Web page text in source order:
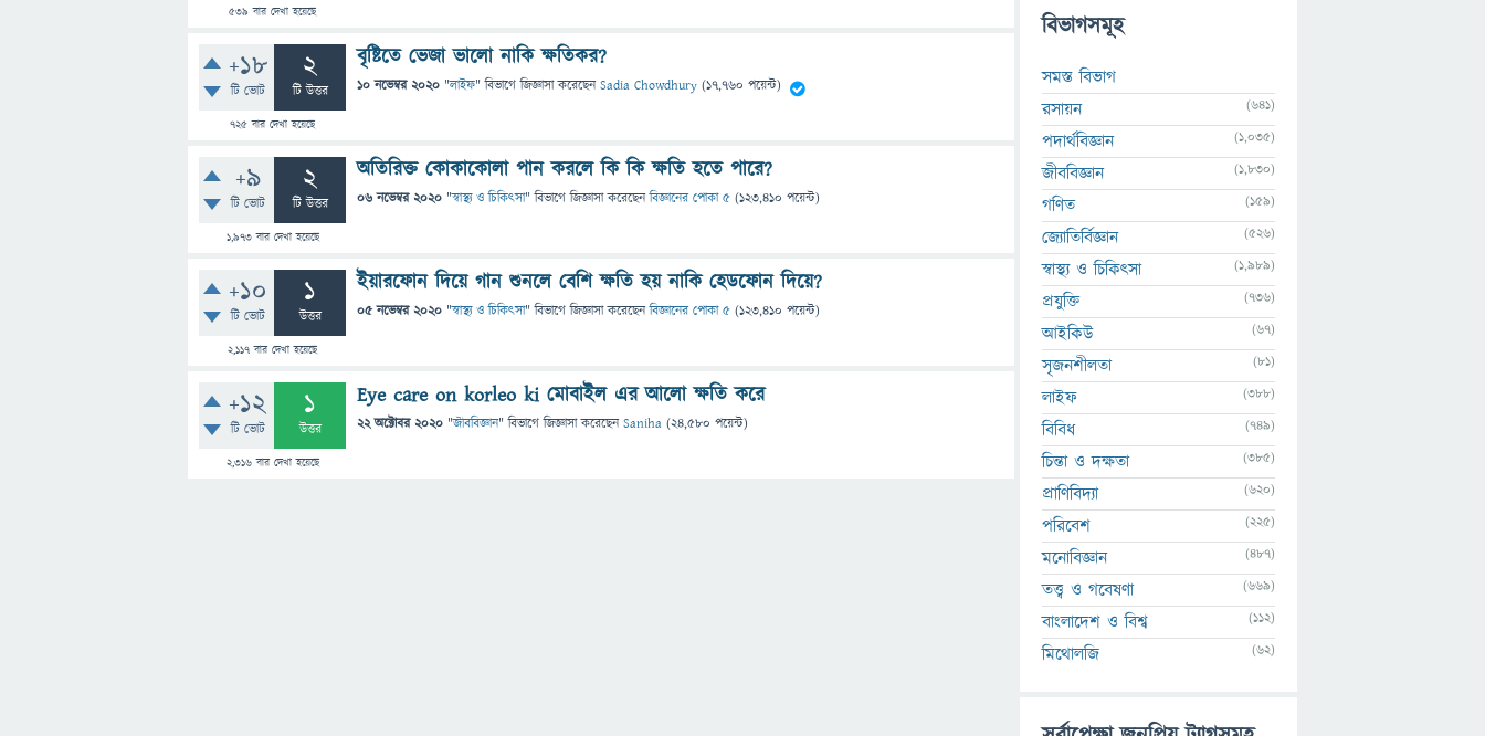
539 বার দেখা হয়েছে
+18
টি ভোট
2
টি উত্তর
725 বার দেখা হয়েছে
বৃষ্টিতে ভেজা ভালো নাকি ক্ষতিকর?
10 নভেম্বর 2020 "লাইফ" বিভাগে জিজ্ঞাসাকরেছেনSadia Chowdhury (17,760 পয়েন্ট)
+9
টি ভোট
2
টি উত্তর
1,973বার দেখা হয়েছে
অতিরিক্ত কোকাকোলা পান করলে কি কি ক্ষতি হতে পারে?
06 নভেম্বর 2020 "স্বাস্থ্য ও চিকিৎসা" বিভাগে জিজ্ঞাসাকরেছেনবিজ্ঞানের পোকা ৫ (123,410 পয়েন্ট)
+10
টি ভোট
1
উত্তর
2,117 বার দেখা হয়েছে
ইয়ারফোন দিয়ে গান শুনলে বেশি ক্ষতি হয় নাকি হেডফোন দিয়ে?
05 নভেম্বর 2020 "স্বাস্থ্য ও চিকিৎসা" বিভাগে জিজ্ঞাসাকরেছেনবিজ্ঞানের পোকা ৫ (123,410 পয়েন্ট)
+12
টি ভোট
1
উত্তর
2,316বার দেখা হয়েছে
Eye care on korleo ki মোবাইল এর আলো ক্ষতি করে
22 অক্টোবর 2020 "জীববিজ্ঞান" বিভাগে জিজ্ঞাসাকরেছেনSaniha (24,580 পয়েন্ট)
বিভাগসমূহ
সমস্ত বিভাগ
রসায়ন
(641)
পদার্থবিজ্ঞান (1,035)
জীববিজ্ঞান (1,830)
গণিত (159)
জ্যোতির্বিজ্ঞান (526)
স্বাস্থ্য ও চিকিৎসা (1,989)
প্রযুক্তি (736)
আইকিউ (67)
সৃজনশীলতা (81)
লাইফ (388)
বিবিধ (749)
চিন্তা ও দক্ষতা (385)
প্রাণিবিদ্যা (620)
পরিবেশ (225)
মনোবিজ্ঞান (487)
তত্ত্ব ও গবেষণা (669)
বাংলাদেশ ও বিশ্ব (112)
মিথোলজি (62)